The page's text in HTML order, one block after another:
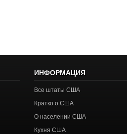
ИНФОРМАЦИЯ
Все штаты США
Кратко о США
О населении США
Кухня США